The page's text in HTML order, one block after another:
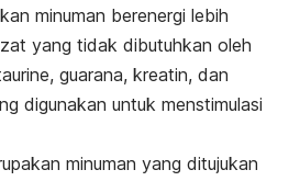
minuman berenergi lebih
yang tidak dibutuhkan oleh
guarana, kreatin, dan
digunakan untuk menstimulasi
minuman yang ditujukan